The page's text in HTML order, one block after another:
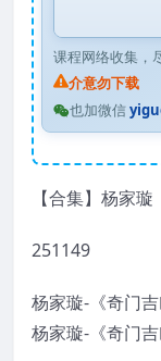
课程网络收集，
介意勿下载
也加微信
【合集】杨家
251149
杨家璇-《奇门
杨家璇-《奇门